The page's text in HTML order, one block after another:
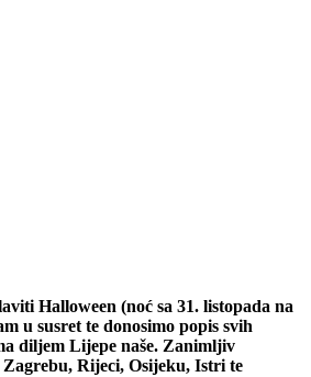
Halloween (noć sa 31. listopada na
u susret te donosimo popis svih
diljem Lijepe naše. Zanimljiv
Rijeci, Osijeku, Istri te